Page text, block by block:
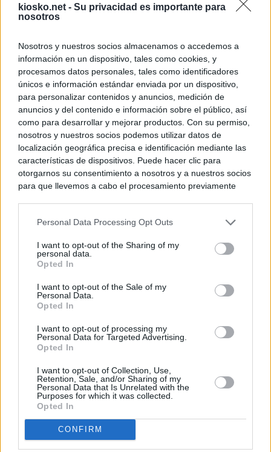
kiosko.net - Su privacidad es importante para
nosotros
Nosotros y nuestros socios almacenamos o accedemos a
información en un dispositivo, tales como cookies, y
procesamos datos personales, tales como identificadores
únicos e información estándar enviada por un dispositivo,
para personalizar contenidos y anuncios, medición de
anuncios y del contenido e información sobre el público, así
como para desarrollar y mejorar productos. Con su permiso,
nosotros y nuestros socios podemos utilizar datos de
localización geográfica precisa e identificación mediante las
características de dispositivos. Puede hacer clic para
otorgarnos su consentimiento a nosotros y a nuestros socios
para que llevemos a cabo el procesamiento previamente
negar su consentimiento. Tenga en cuenta que algún
de su consentimiento, pero usted tiene el derecho de
rechazar tal procesamiento. Sus preferencias se aplicarán
cualquier momento entrando de nuevo en este sitio web o
visitando nuestra política de privacidad.
Personal Data Processing Opt Outs
I want to opt-out of the Sharing of my
personal data.
Opted In
I want to opt-out of the Sale of my
Personal Data.
Opted In
I want to opt-out of processing my
Personal Data for Targeted Advertising.
Opted In
I want to opt-out of Collection, Use,
Retention, Sale, and/or Sharing of my
Personal Data that Is Unrelated with the
Purposes for which it was collected.
Opted In
CONFIRM